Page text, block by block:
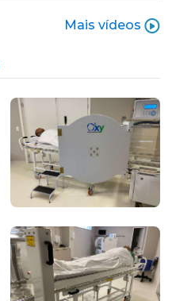
Mais vídeos